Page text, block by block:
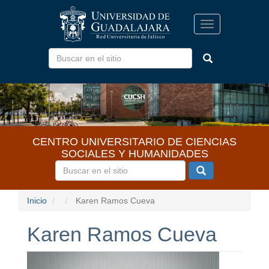
Toggle
navigation
CENTRO UNIVERSITARIO DE CIENCIAS
SOCIALES Y HUMANIDADES
Inicio Karen Ramos Cueva
Karen Ramos Cueva